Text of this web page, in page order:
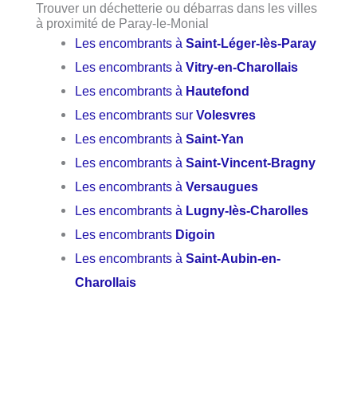
Trouver un déchetterie ou débarras dans les villes
à proximité de Paray-le-Monial
Les encombrants àSaint-Léger-lès-Paray
Les encombrants àVitry-en-Charollais
Les encombrants à Hautefond
Les encombrants surVolesvres
Les encombrants àSaint-Yan
Les encombrants àSaint-Vincent-Bragny
Les encombrants àVersaugues
Les encombrants à Lugny-lès-Charolles
Les encombrants Digoin
Les encombrants àSaint-Aubin-en-
Charollais